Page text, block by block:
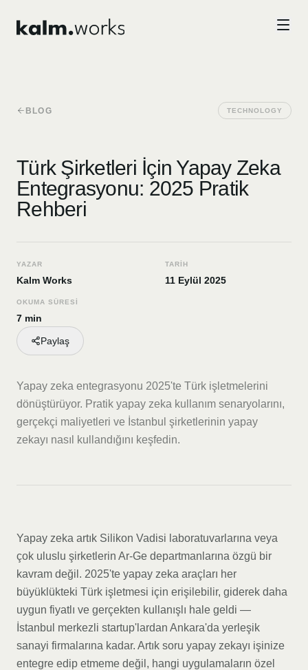
BLOG TECHNOLOGY
Türk Şirketleri İçin Yapay Zeka
Entegrasyonu: 2025 Pratik
Rehberi
YAZAR
Kalm Works
TARIH
11 Eylül 2025
OKUMA SÜRESI
7 min
Paylaş
Yapay zeka entegrasyonu 2025'te Türk işletmelerini
dönüştürüyor. Pratik yapay zeka kullanım senaryolarını,
gerçekçi maliyetleri ve İstanbul şirketlerinin yapay
zekayı nasıl kullandığını keşfedin.
Yapay zeka artık Silikon Vadisi laboratuvarlarına veya
çok uluslu şirketlerin Ar-Ge departmanlarına özgü bir
kavram değil. 2025'te yapay zeka araçları her
büyüklükteki Türk işletmesi için erişilebilir, giderek daha
uygun fiyatlı ve gerçekten kullanışlı hale geldi —
İstanbul merkezli startup'lardan Ankara'da yerleşik
sanayi firmalarına kadar. Artık soru yapay zekayı işinize
entegre edip etmeme değil, hangi uygulamaların özel